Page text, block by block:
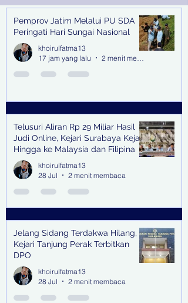
Recent Posts
Pemprov Jatim Melalui PU SDA
Peringati Hari Sungai Nasional
khoirulfatma13
17 jam yang lalu
Telusuri Aliran Rp 29 Miliar Hasil
Judi Online, Kejari Surabaya Kejar
Hingga ke Malaysia dan Filipina
khoirulfatma13
28 Jul
2 menit membaca
Jelang Sidang Terdakwa Hilang,
Kejari Tanjung Perak Terbitkan
DPO
khoirulfatma13
28 Jul
2 menit membaca